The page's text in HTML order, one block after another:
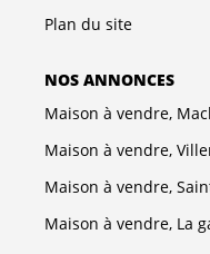
Plan du site
NOS ANNONCES
Maison à vendre,
Maison à vendre,
Maison à vendre,
Maison à vendre, La